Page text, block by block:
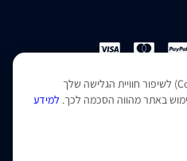
|מדיניות פרטיות
–
אנו משתמשים בעוגיות (Cookies) לשיפור חוויית הגלישה שלך
באתר מהווה הסכמה לכך. למידע